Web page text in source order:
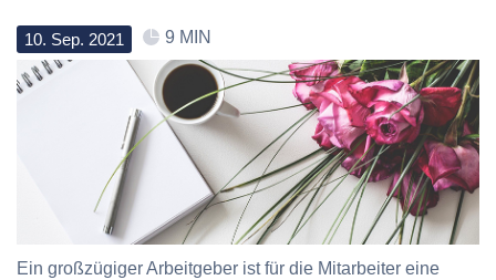
10. Sep. 2021 9 MIN
Ein großzügiger Arbeitgeber ist für die Mitarbeiter eine